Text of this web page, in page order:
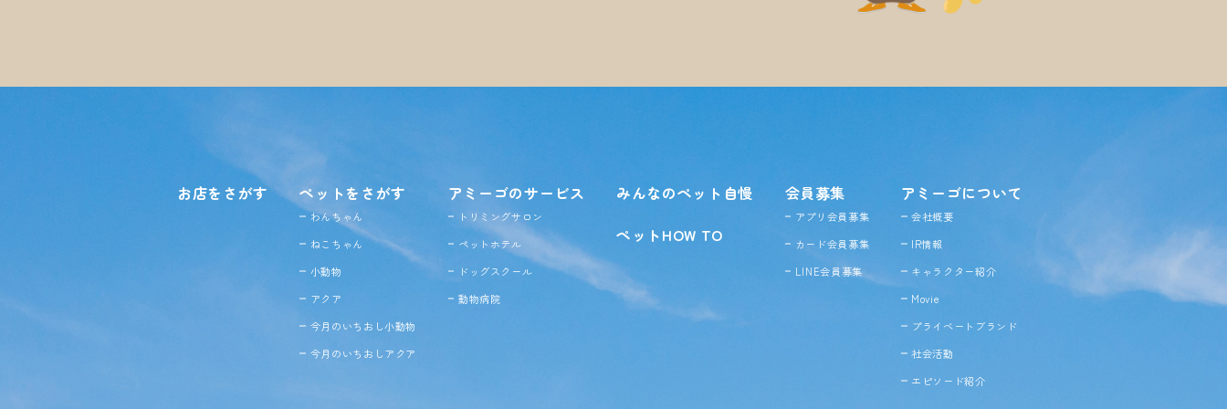
お店をさがす ペットをさがす
わんちゃん
ねこちゃん
小動物
アクア
今月のいちおし小動物
今月のいちおしアクア
アミーゴのサービス
トリミングサロン
ペットホテル
ドッグスクール
動物病院
みんなのペット自慢
ペットHOW TO
会員募集
アプリ会員募集
カード会員募集
LINE会員募集
アミーゴについて
会社概要
IR情報
キャラクター紹介
Movie
プライベートブランド
社会活動
エピソード紹介